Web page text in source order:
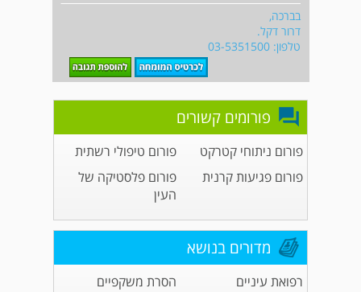
בברכה,
דרור דקל.
טלפון: 03-5351500
פורומים קשורים
פורום ניתוחי קטרקט
פורום טיפולי רשתית
פורום פגיעות קרנית
פורום פלסטיקה של
העין
מדורים בנושא
רפואת עיניים
הסרת משקפיים